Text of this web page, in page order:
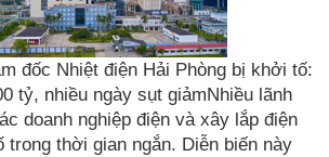
đốc Nhiệt điện Hải Phòng bị khởi tố:
tỷ, nhiều ngày sụt giảmNhiều lãnh
doanh nghiệp điện và xây lắp điện
trong thời gian ngắn. Diễn biến này